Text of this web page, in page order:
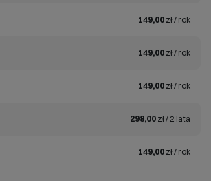
149,00 zł / rok
149,00 zł / rok
149,00 zł / rok
298,00 zł / 2 lata
149,00 zł / rok